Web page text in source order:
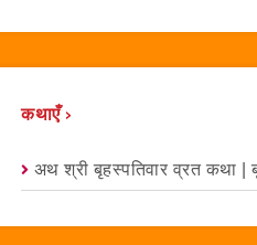
कथाएँ ›
अथ श्री बृहस्पतिवार व्रत कथा |